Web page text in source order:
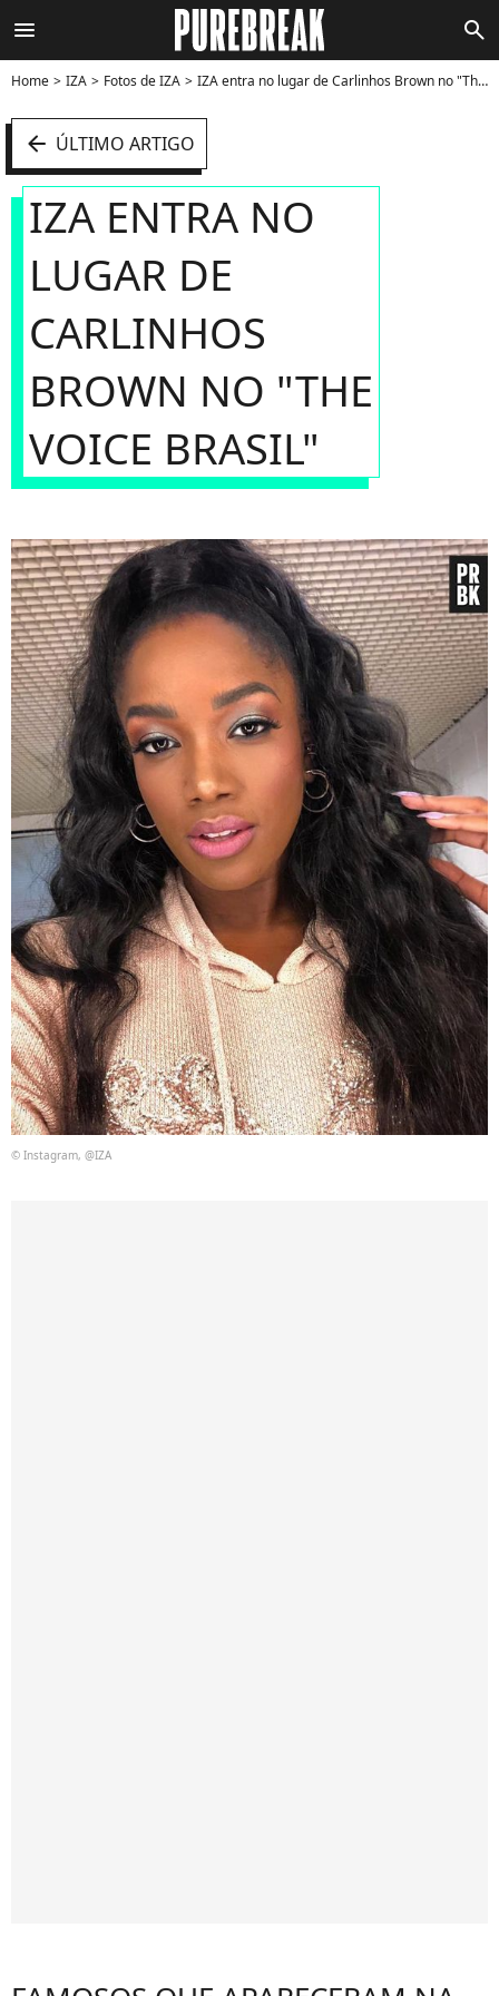
menu search
Home IZA Fotos de IZA IZA entra no lugar de Carlinhos Brown no "The Voice Brasil" - Foto
arrow_left ÚLTIMO ARTIGO
IZA ENTRA NO
LUGAR DE
CARLINHOS
BROWN NO "THE
VOICE BRASIL"
© Instagram, @IZA